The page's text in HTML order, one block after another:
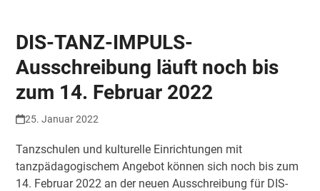
DIS-TANZ-IMPULS-
Ausschreibung läuft noch bis
zum 14. Februar 2022
25. Januar 2022
Tanzschulen und kulturelle Einrichtungen mit
tanzpädagogischem Angebot können sich noch bis zum
14. Februar 2022 an der neuen Ausschreibung für DIS-